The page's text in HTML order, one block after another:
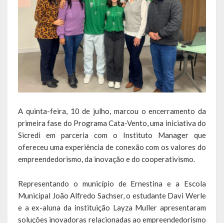
Educação, Cultura, Desporto e Turismo
Sala Multidisciplinar Saber Mais
Escola Municipal de Educação Infantil Dr. Orlando Rojas
Escola Municipal De Ensino Fundamental Educarte
Escola Municipal De Ensino Fundamental Osvaldo Cruz
Agricultura
Obras e Viação
Saúde
A quinta-feira, 10 de julho, marcou o encerramento da
primeira fase do Programa Cata-Vento, uma iniciativa do
Sicredi em parceria com o Instituto Manager que
ofereceu uma experiência de conexão com os valores do
empreendedorismo, da inovação e do cooperativismo.
Representando o município de Ernestina e a Escola
Municipal João Alfredo Sachser, o estudante Davi Werle
e a ex-aluna da instituição Layza Muller apresentaram
soluções inovadoras relacionadas ao empreendedorismo